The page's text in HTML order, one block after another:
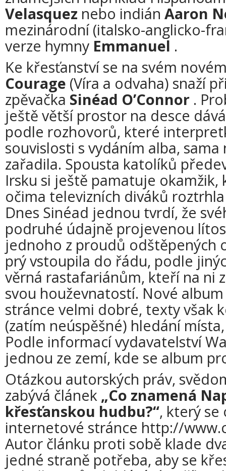
Velasquez nebo indián Aaron
mezinárodní (italsko-anglicko-
verze hymny Emmanuel .
Ke křesťanství se na svém
Courage (Víra a odvaha) snaží
zpěvačka Sinéad O’Connor .
ještě větší prostor na desce
podle rozhovorů, které
souvislosti s vydáním alba, sama
zařadila. Spousta katolíků
Irsku si ještě pamatuje okamžik,
očima televizních diváků
Dnes Sinéad jednou tvrdí, že
podruhé údajně projevenou
jednoho z proudů odštěpených
prý vstoupila do řádu, podle
věrná rastafariánům, kteří na ni
svou houževnatostí. Nové
stránce velmi dobré, texty však
(zatím neúspěšné) hledání
Podle informací vydavatelství
jednou ze zemí, kde se album
Otázkou autorských práv,
zabývá článek „Co znamená
křesťanskou hudbu?“, který se
internetové stránce http://
Autor článku proti sobě klade
jedné straně potřeba, aby se